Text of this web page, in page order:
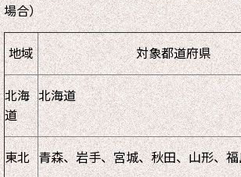
場合）
地域 対象都道府県
北海
道
北海道
東北 青森、岩手、宮城、秋田、山形、